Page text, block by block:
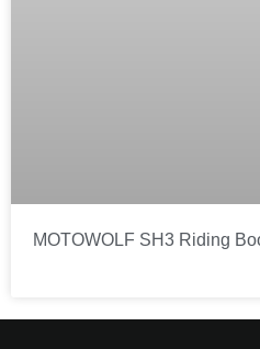
MOTOWOLF SH3 Riding